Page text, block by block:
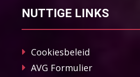
NUTTIGE LINKS
Cookiesbeleid
AVG Formulier